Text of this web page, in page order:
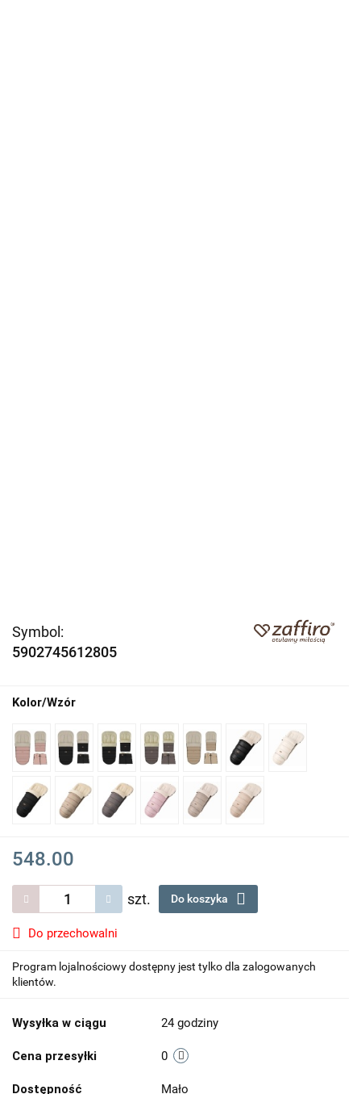
Symbol:
5902745612805
Kolor/Wzór
548.00
szt. Do koszyka
Do przechowalni
Program lojalnościowy dostępny jest tylko dla zalogowanych
klientów.
Wysyłka w ciągu 24 godziny
Cena przesyłki 0
Dostępność Mało